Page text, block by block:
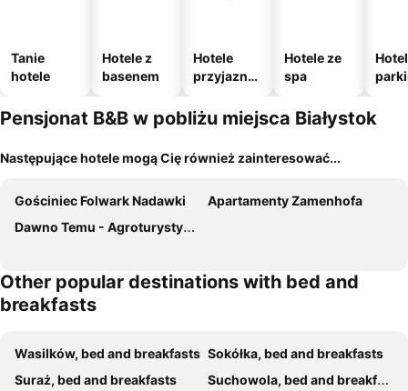
Tanie
hotele
Hotele z
basenem
Hotele
przyjazne
m
Hotele ze
spa
Pensjonat B&B w pobliżu miejsca Białystok
Następujące hotele mogą Cię również zainteresować...
Gościniec Folwark Nadawki
Apartamenty Zamenhofa
Dawno Temu - Agroturystyka Premium
Other popular destinations with bed and
breakfasts
Wasilków, bed and breakfasts Sokółka, bed and breakfasts
Suraż, bed and breakfasts
Suchowola, bed and breakfasts